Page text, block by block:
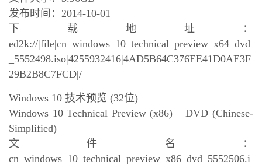
发布时间：2014-10-01
下载地址：
ed2k://|file|cn_windows_10_technical_preview_x64_dvd
_5552498.iso|4255932416|4AD5B64C376EE41D0AE3F
29B2B8C7FCD|/
Windows 10 技术预览 (32位)
Windows 10 Technical Preview (x86) – DVD (Chinese-
Simplified)
文件名：
cn_windows_10_technical_preview_x86_dvd_5552506.i